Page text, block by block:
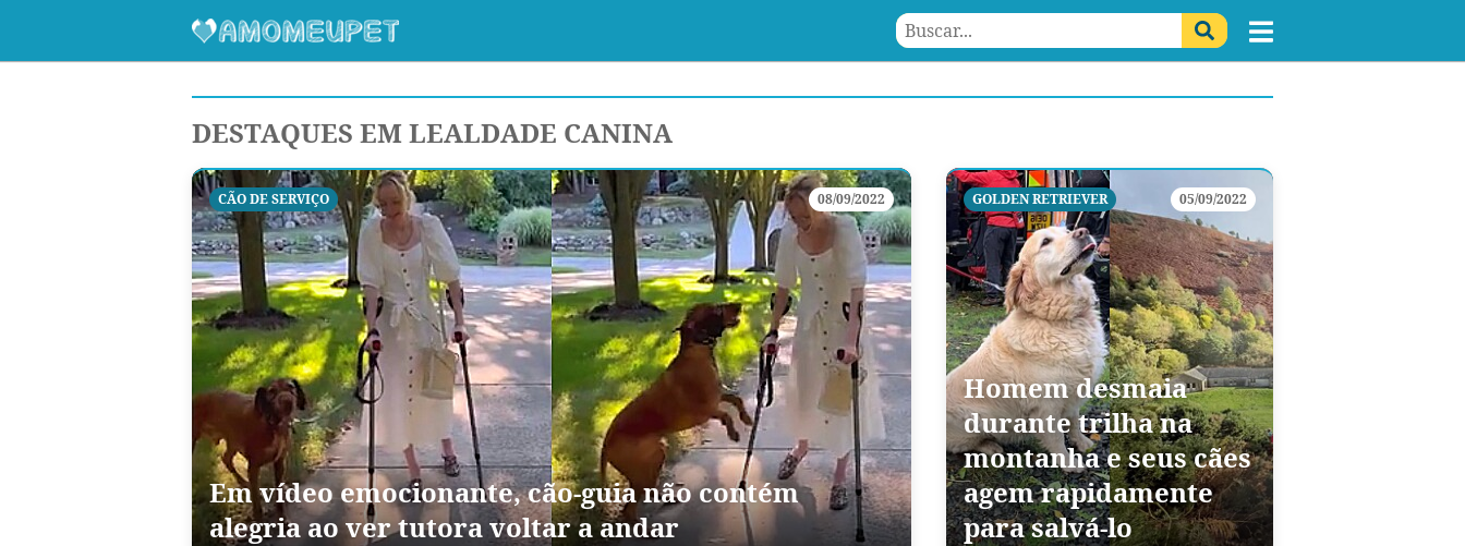
DESTAQUES EM LEALDADE CANINA
CÃO DE SERVIÇO 08/09/2022
Em vídeo emocionante, cão-guia não contém
alegria ao ver tutora voltar a andar
GOLDEN RETRIEVER 05/09/2022
Homem desmaia
durante trilha na
montanha e seus cães
agem rapidamente
para salvá-lo